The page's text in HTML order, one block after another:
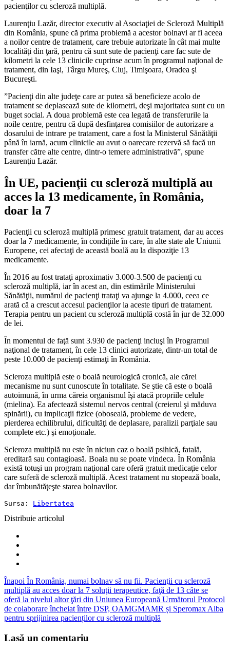
pacienţilor cu scleroză multiplă.
Laurenţiu Lazăr, director executiv al Asociaţiei de Scleroză Multiplă
din România, spune că prima problemă a acestor bolnavi ar fi aceea
a noilor centre de tratament, care trebuie autorizate în cât mai multe
localităţi din ţară, pentru că sunt sute de pacienţi care fac sute de
kilometri la cele 13 clinicile cuprinse acum în programul naţional de
tratament, din Iaşi, Târgu Mureş, Cluj, Timişoara, Oradea şi
Bucureşti.
”Pacienţi din alte judeţe care ar putea să beneficieze acolo de
tratament se deplasează sute de kilometri, deşi majoritatea sunt cu un
buget social. A doua problemă este cea legată de transferurile la
noile centre, pentru că după desfinţarea comisiilor de autorizare a
dosarului de intrare pe tratament, care a fost la Ministerul Sănătăţii
până în iarnă, acum clinicile au avut o oarecare rezervă să facă un
transfer către alte centre, dintr-o temere administrativă”, spune
Laurenţiu Lazăr.
În UE, pacienţii cu scleroză multiplă au
acces la 13 medicamente, în România,
doar la 7
Pacienţii cu scleroză multiplă primesc gratuit tratament, dar au acces
doar la 7 medicamente, în condiţiile în care, în alte state ale Uniunii
Europene, cei afectaţi de această boală au la dispoziţie 13
medicamente.
În 2016 au fost trataţi aproximativ 3.000-3.500 de pacienţi cu
scleroză multiplă, iar în acest an, din estimările Ministerului
Sănătăţii, numărul de pacienţi trataţi va ajunge la 4.000, ceea ce
arată că a crescut accesul pacienţilor la aceste tipuri de tratament.
Terapia pentru un pacient cu scleroză multiplă costă în jur de 32.000
de lei.
În momentul de faţă sunt 3.930 de pacienţi incluşi în Programul
naţional de tratament, în cele 13 clinici autorizate, dintr-un total de
peste 10.000 de pacienţi estimaţi în România.
Scleroza multiplă este o boală neurologică cronică, ale cărei
mecanisme nu sunt cunoscute în totalitate. Se ştie că este o boală
autoimună, în urma căreia organismul îşi atacă propriile celule
(mielina). Ea afectează sistemul nervos central (creierul şi măduva
spinării), cu implicaţii fizice (oboseală, probleme de vedere,
pierderea echilibrului, dificultăţi de deplasare, paralizii parţiale sau
complete etc.) şi emoţionale.
Scleroza multiplă nu este în niciun caz o boală psihică, fatală,
ereditară sau contagioasă. Boala nu se poate vindeca. În România
există totuşi un program naţional care oferă gratuit medicaţie celor
care suferă de scleroză multiplă. Acest tratament nu stopează boala,
dar îmbunătăţeşte starea bolnavilor.
Sursa: Libertatea
Distribuie articolul
Înapoi În România, numai bolnav să nu fii. Pacienţii cu scleroză
multiplă au acces doar la 7 soluţii terapeutice, faţă de 13 câte se
oferă la nivelul altor ţări din Uniunea Europeană Următorul Protocol
de colaborare încheiat între DSP, OAMGMAMR și Speromax Alba
pentru sprijinirea pacienților cu scleroză multiplă
Lasă un comentariu